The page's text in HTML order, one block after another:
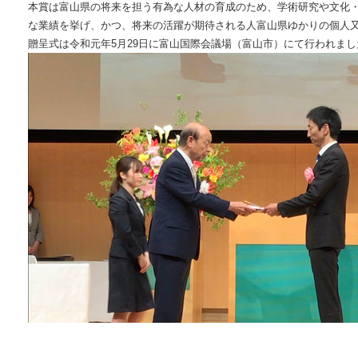
本賞は富山県の将来を担う有為な人材の育成のため、学術研究や文化
な業績を挙げ、かつ、将来の活躍が期待される人富山県ゆかりの個人
贈呈式は令和元年5月29日に富山国際会議場（富山市）にて行われま